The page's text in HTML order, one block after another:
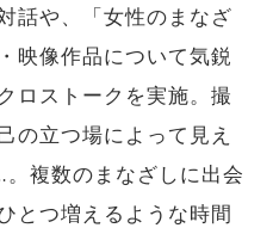
話や、「女性のまなざ
映像作品について気鋭
ロストークを実施。撮
の立つ場によって見え
複数のまなざしに出会
とつ増えるような時間